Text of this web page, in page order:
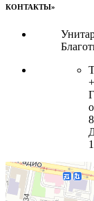
КОНТАКТЫ»